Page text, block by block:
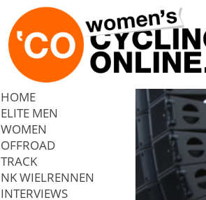
HOME
ELITE MEN
WOMEN
OFFROAD
TRACK
NK WIELRENNEN
INTERVIEWS
Zoek